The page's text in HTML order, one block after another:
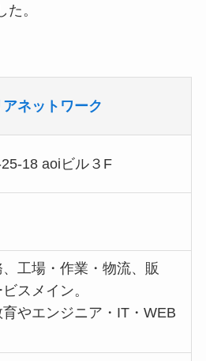
。
ネットワーク
18 aoiビル３F
工場・作業・物流、販
スメイン。
やエンジニア・IT・WEB